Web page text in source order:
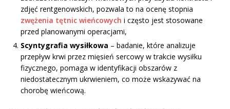
zdjęć rentgenowskich, pozwala to na ocenę stopnia
zwężenia tętnic wieńcowych i często jest stosowane
przed planowanymi operacjami,
Scyntygrafia wysiłkowa – badanie, które analizuje
przepływ krwi przez mięsień sercowy w trakcie wysiłku
fizycznego, pomaga w identyfikacji obszarów z
niedostatecznym ukrwieniem, co może wskazywać na
chorobę wieńcową.